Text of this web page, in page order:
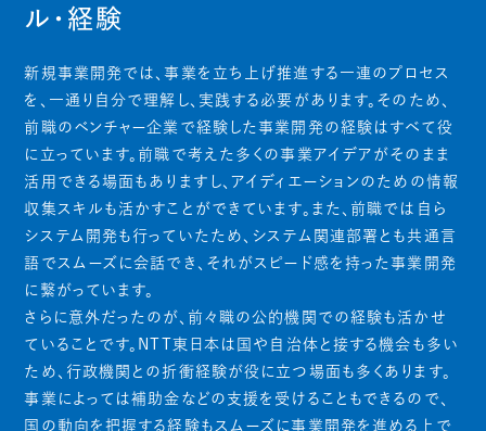
ル・経験
新規事業開発では、事業を立ち上げ推進する一連のプロセス
を、一通り自分で理解し、実践する必要があります。そのため、
前職のベンチャー企業で経験した事業開発の経験はすべて役
に立っています。前職で考えた多くの事業アイデアがそのまま
活用できる場面もありますし、アイディエーションのための情報
収集スキルも活かすことができています。また、前職では自ら
システム開発も行っていたため、システム関連部署とも共通言
語でスムーズに会話でき、それがスピード感を持った事業開発
に繋がっています。
さらに意外だったのが、前々職の公的機関での経験も活かせ
ていることです。NTT東日本は国や自治体と接する機会も多い
ため、行政機関との折衝経験が役に立つ場面も多くあります。
事業によっては補助金などの支援を受けることもできるので、
国の動向を把握する経験もスムーズに事業開発を進める上で